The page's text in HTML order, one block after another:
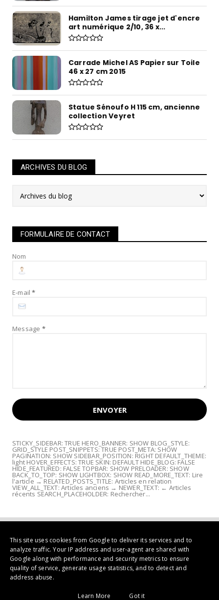
Hamilton James tirage jet d'encre
art numérique 2/10, 36 x...
Carrade Michel AS Papier sur Toile
46 x 27 cm 2015
Statue Sénoufo H 115 cm, ancienne
collection Veyret
ARCHIVES DU BLOG
FORMULAIRE DE CONTACT
Nom
E-mail*
Message *
STICKY_SIDEBAR: TRUE HERO_BANNER: SHOW BLOG_STYLE:
GRID_STYLE POST_SNIPPETS: TRUE POST_META: SHOW
PAGINATION: SHOW SIDEBAR_POSITION: RIGHT DEFAULT_THEME:
light HOVER_EFFECTS: TRUE SKIN: DEFAULT HIDE_BLOG: FALSE
HIDE_FEATURED: FALSE TOPBAR: SHOW PRELOADER: SHOW
BACK_TO_TOP: SHOW LIGHTBOX: SHOW READ_MORE_TEXT: Lire
l'article → RELATED_POSTS_TITLE: Articles en relation
VIEW_ALL_TEXT: Articles anciens → NEWER_TEXT: ← Articles
récents SEARCH_PLACEHOLDER: Rechercher...
tribal et livres d'art... à Albi France | All Rights Reserved
This site uses cookies from Google to deliver its services and to
analyze traffic. Your IP address and user-agent are shared with
Google along with performance and security metrics to ensure
quality of service, generate usage statistics, and to detect and
address abuse.
Learn More Got it